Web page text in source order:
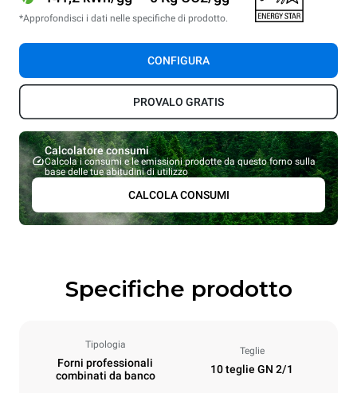
*Approfondisci i dati nelle specifiche di prodotto.
CONFIGURA
PROVALO GRATIS
Calcolatore consumi
Calcola i consumi e le emissioni prodotte da questo forno sulla
base delle tue abitudini di utilizzo
CALCOLA CONSUMI
Specifiche prodotto
Tipologia
Forni professionali
combinati da banco
Teglie
10 teglie GN 2/1